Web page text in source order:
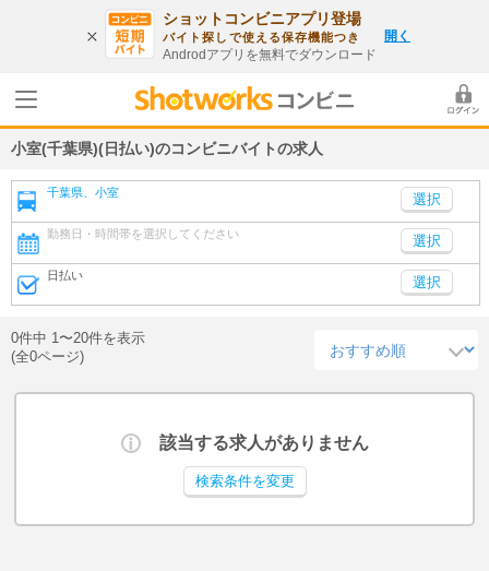
ショットコンビニアプリ登場
バイト探しで使える保存機能つき
Androdアプリを無料でダウンロード
開く
小室(千葉県)(日払い)のコンビニバイトの求人
千葉県、小室
勤務日・時間帯を選択してください 選択
日払い 選択
0件中 1〜20件を表示
(全0ページ)
該当する求人がありません
検索条件を変更